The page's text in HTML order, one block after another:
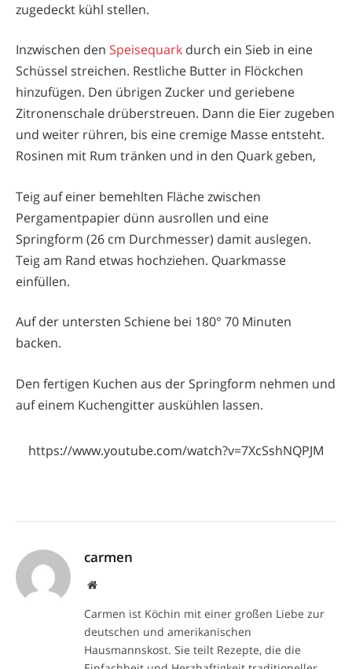
zugedeckt kühl stellen.
Inzwischen den Speisequark durch ein Sieb in eine
Schüssel streichen. Restliche Butter in Flöckchen
hinzufügen. Den übrigen Zucker und geriebene
Zitronenschale drüberstreuen. Dann die Eier zugeben
und weiter rühren, bis eine cremige Masse entsteht.
Rosinen mit Rum tränken und in den Quark geben,
Teig auf einer bemehlten Fläche zwischen
Pergamentpapier dünn ausrollen und eine
Springform (26 cm Durchmesser) damit auslegen.
Teig am Rand etwas hochziehen. Quarkmasse
einfüllen.
Auf der untersten Schiene bei 180° 70 Minuten
backen.
Den fertigen Kuchen aus der Springform nehmen und
auf einem Kuchengitter auskühlen lassen.
https://www.youtube.com/watch?v=7XcSshNQPJM
carmen
Website
Carmen ist Köchin mit einer großen Liebe zur
deutschen und amerikanischen
Hausmannskost. Sie teilt Rezepte, die die